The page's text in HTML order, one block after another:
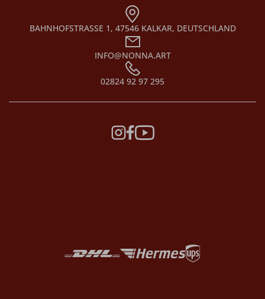
BAHNHOFSTRASSE 1, 47546 KALKAR, DEUTSCHLAND
INFO@NONNA.ART
02824 92 97 295